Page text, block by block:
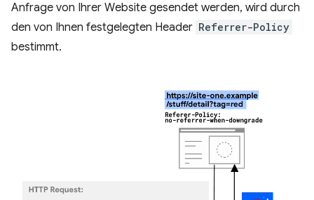
Anfrage von Ihrer Website gesendet werden, wird durch
den von Ihnen festgelegten Header Referrer-Policy
bestimmt.